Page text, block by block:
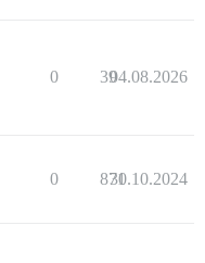
0 3904.08.2026
0 871
30.10.2024